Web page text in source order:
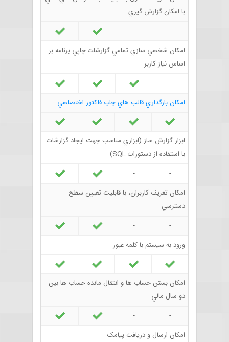
با امکان گزارش گيري
-
-
امکان شخصي سازي تمامي گزارشات چاپي برنامه بر
اساس نياز کاربر
-
امکان بارگذاري قالب هاي چاپ فاکتور اختصاصي
ابزار گزارش ساز (ابزاري مناسب جهت ايجاد گزارشات
با استفاده از دستورات SQL)
-
-
امکان تعريف کاربران، با قابليت تعيين سطح
دسترسي
-
-
ورود به سيستم با کلمه عبور
امکان بستن حساب ها و انتقال مانده حساب ها بين
دو سال مالي
-
-
امکان ارسال و دريافت پيامک